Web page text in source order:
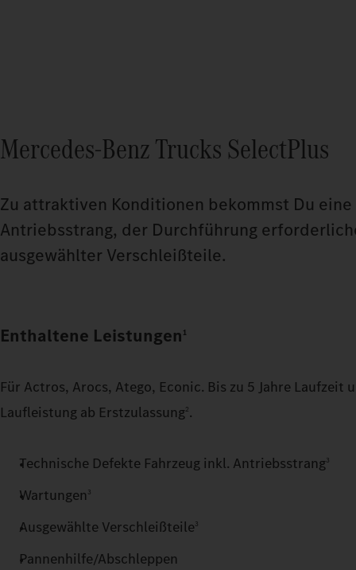
Mercedes‑Benz Trucks SelectPlus
Zu attraktiven Konditionen bekommst Du
Antriebsstrang, der Durchführung
ausgewählter Verschleißteile.
Enthaltene Leistungen 1
Für Actros, Arocs, Atego, Econic. Bis zu 5 Jahre Laufzeit
Laufleistung ab Erstzulassung2.
Technische Defekte Fahrzeug inkl. Antriebsstrang3
Wartungen 3
Ausgewählte Verschleißteile3
Pannenhilfe/Abschleppen